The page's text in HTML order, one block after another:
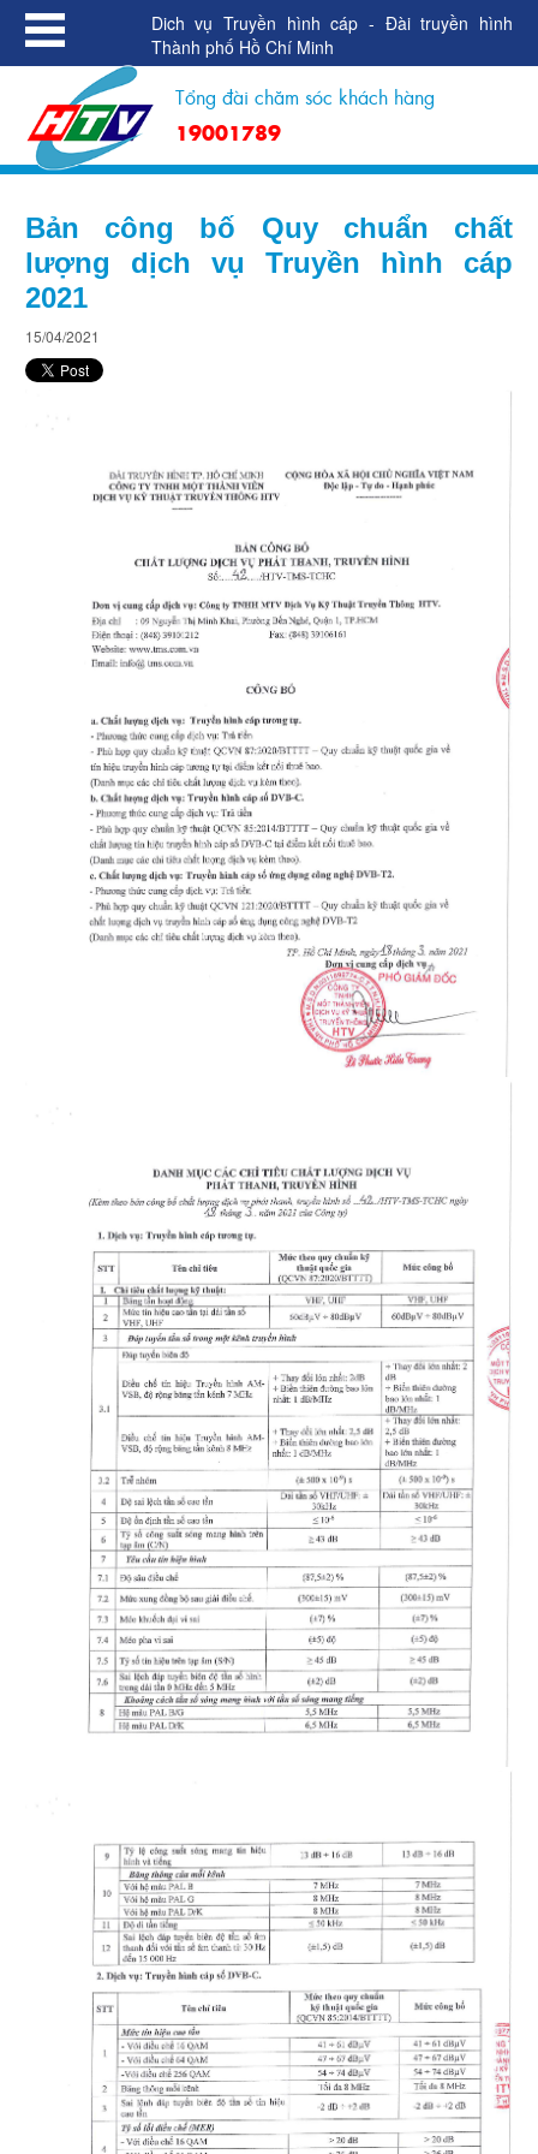
Dich vụ Truyền hình cáp - Đài truyền hình
Thành phố Hồ Chí Minh
Tổng đài chăm sóc khách hàng
19001789
Bản công bố Quy chuẩn chất
lượng dịch vụ Truyền hình cáp
2021
15/04/2021